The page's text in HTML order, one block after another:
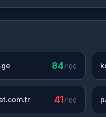
84/100
41/100